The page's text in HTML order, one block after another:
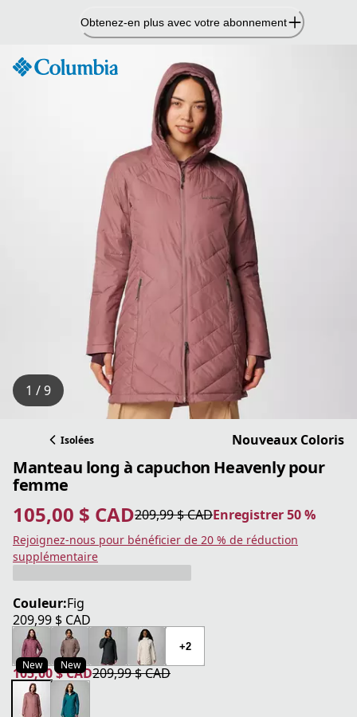
Obtenez-en plus avec votre abonnement
1 / 9
Isolées Nouveaux Coloris
Manteau long à capuchon Heavenly pour
femme
105,00 $ CAD
prix actuel 105,00 $ CAD209,99 $ CAD
prix original 209,99 $ CAD Enregistrer 50 %
Enregistrer 50 %
Rejoignez-nous pour bénéficier de 20 % de réduction
supplémentaire
Couleur:Fig
209,99 $ CAD
prix actuel 209,99 $ CAD
New New
+2
105,00 $ CAD
prix actuel 105,00 $ CAD
209,99 $ CAD
prix original 209,99 $ CAD